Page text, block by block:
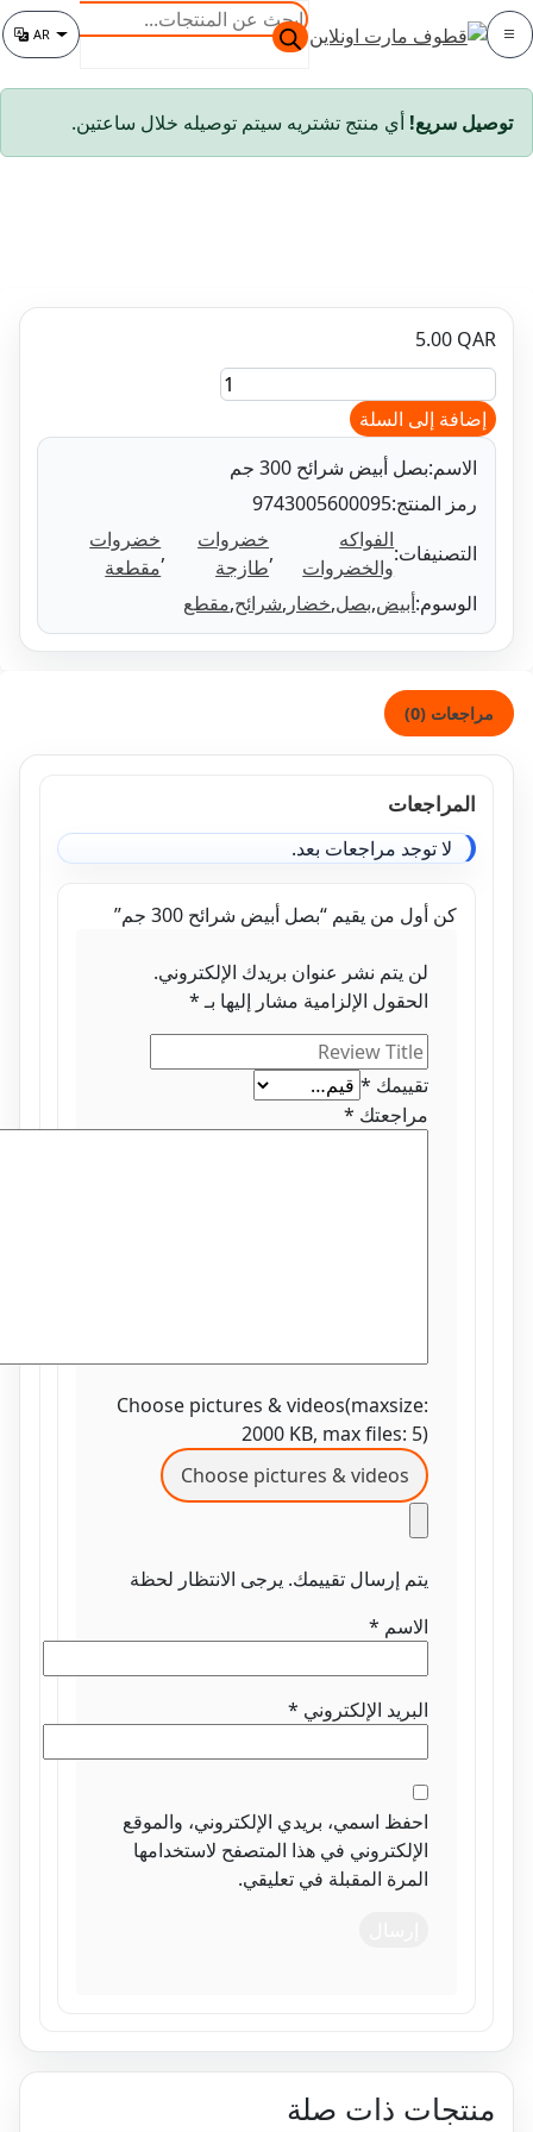
عن
AR
سريع!أي منتج تشتريه سيتم توصيله خلال ساعتين.
5.00
إلى السلة
بصل أبيض شرائح 300 جم
المنتج:9743005600095
الفواكه
والخضروات
,
خضروات
طازجة
,
خضروات
مقطعة
أبيض,بصل,خضار,شرائح,مقطع
(0)
لا توجد مراجعات بعد.
كن أول من يقيم “بصل أبيض شرائح 300 جم”
لن يتم نشر عنوان بريدك الإلكتروني.
الحقول الإلزامية مشار إليها بـ*
مراجعتك*
Choose pictures & videos(maxsize:
2000 KB, max files: 5)
Choose pictures & videos
يتم إرسال تقييمك. يرجى الانتظار لحظة
البريد الإلكتروني*
احفظ اسمي، بريدي الإلكتروني، والموقع
الإلكتروني في هذا المتصفح لاستخدامها
المرة المقبلة في تعليقي.
ذات صلة